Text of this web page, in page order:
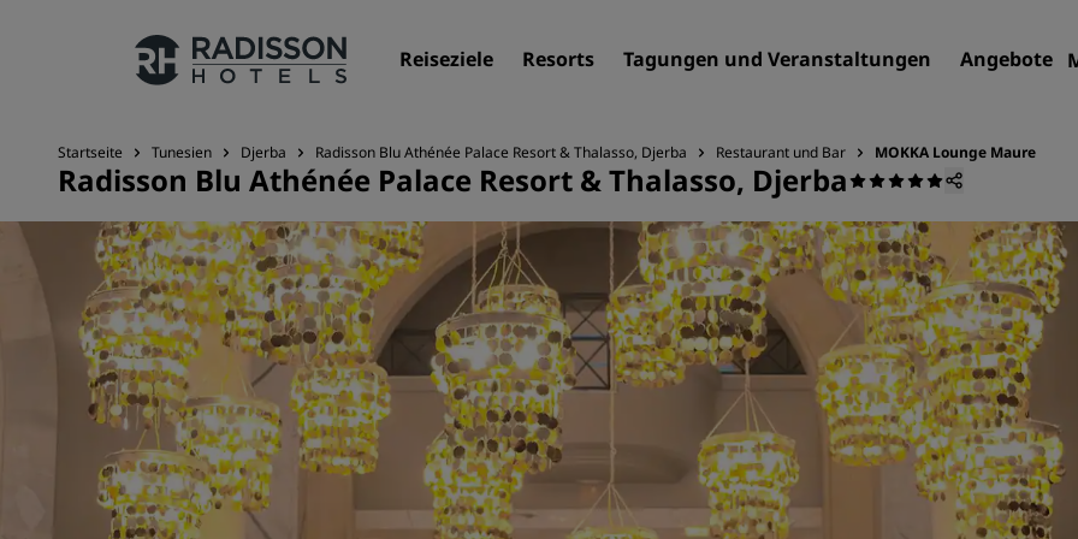
Reiseziele Resorts Tagungen und Veranstaltungen Angebote
Unsere Marken
Marken von Radisson Hotels
Finden Sie Ihr Hotel
Reiseziele
Resorts
Serviced Apartments
Flughafenhotels
Neue und geplante Hotels
Tagungen und
Veranstaltungen
Entdecken Sie Radisson
Startseite Tunesien Djerba Radisson Blu Athénée Palace Resort & Thalasso, Djerba Restaurant und Bar MOKKA Lounge Maure
Radisson Blu Athénée Palace Resort & Thalasso, Djerba